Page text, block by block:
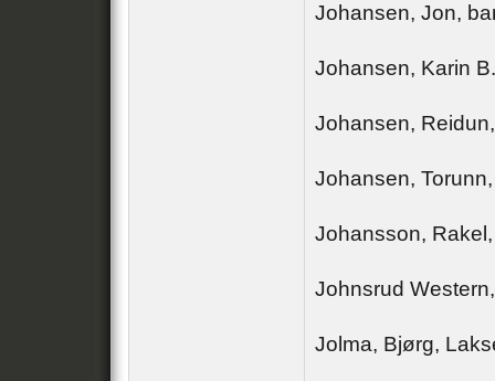
Johansen, Jon,
Johansen, Karin
Johansen,
Johansen,
Johansson,
Johnsrud
Jolma, Bjørg,